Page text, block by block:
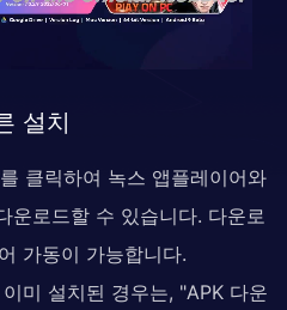
설치
클릭하여 녹스 앱플레이어와
운로드할 수 있습니다. 다운로
가동이 가능합니다.
미 설치된 경우는, "APK 다운